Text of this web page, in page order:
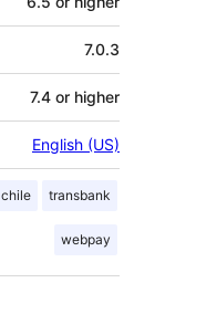
7.0.3
7.4 or higher
English (US)
chile transbank
webpay